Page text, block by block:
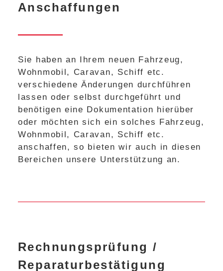
Anschaffungen
Sie haben an Ihrem neuen Fahrzeug,
Wohnmobil, Caravan, Schiff etc.
verschiedene Änderungen durchführen
lassen oder selbst durchgeführt und
benötigen eine Dokumentation hierüber
oder möchten sich ein solches Fahrzeug,
Wohnmobil, Caravan, Schiff etc.
anschaffen, so bieten wir auch in diesen
Bereichen unsere Unterstützung an.
Rechnungsprüfung /
Reparaturbestätigung